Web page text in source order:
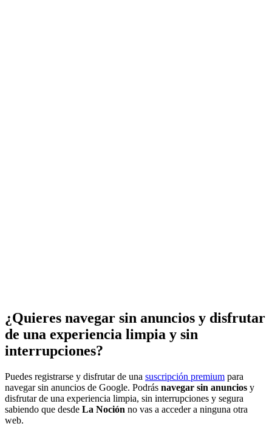
¿Quieres navegar sin anuncios y disfrutar
de una experiencia limpia y sin
interrupciones?
Puedes registrarse y disfrutar de una suscripción premium para
navegar sin anuncios de Google. Podrás navegar sin anuncios y
disfrutar de una experiencia limpia, sin interrupciones y segura
sabiendo que desde La Noción no vas a acceder a ninguna otra
web.